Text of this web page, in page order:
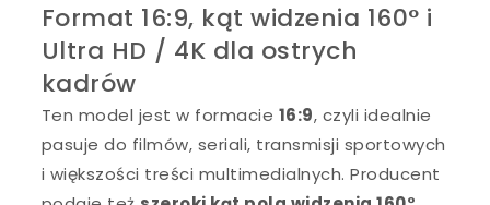
Format 16:9, kąt widzenia 160° i
Ultra HD / 4K dla ostrych
kadrów
Ten model jest w formacie 16:9, czyli idealnie
pasuje do filmów, seriali, transmisji sportowych
i większości treści multimedialnych. Producent